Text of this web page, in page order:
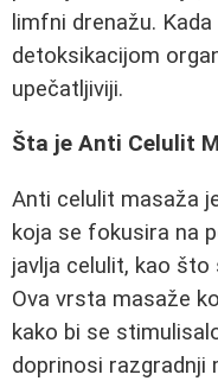
limfni drenažu.
detoksikacijom
upečatljiviji.
Šta je Anti Celulit
Anti celulit masaža
koja se fokusira na
javlja celulit, kao
Ova vrsta masaže
kako bi se
doprinosi razgradnji